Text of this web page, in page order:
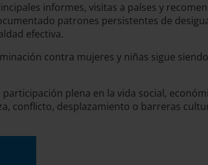
informes, visitas a países y
patrones persistentes de
efectiva.
contra mujeres y niñas sigue
plena en la vida social,
conflicto, desplazamiento o barreras